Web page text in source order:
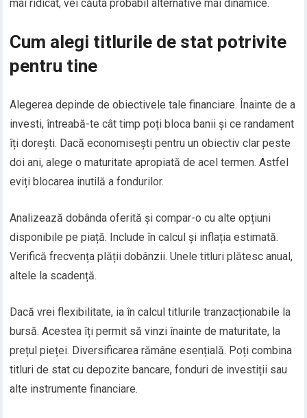
mai ridicat, vei căuta probabil alternative mai dinamice.
Cum alegi titlurile de stat potrivite
pentru tine
Alegerea depinde de obiectivele tale financiare. Înainte de a
investi, întreabă-te cât timp poți bloca banii și ce randament
îți dorești. Dacă economisești pentru un obiectiv clar peste
doi ani, alege o maturitate apropiată de acel termen. Astfel
eviți blocarea inutilă a fondurilor.
Analizează dobânda oferită și compar-o cu alte opțiuni
disponibile pe piață. Include în calcul și inflația estimată.
Verifică frecvența plății dobânzii. Unele titluri plătesc anual,
altele la scadență.
Dacă vrei flexibilitate, ia în calcul titlurile tranzacționabile la
bursă. Acestea îți permit să vinzi înainte de maturitate, la
prețul pieței. Diversificarea rămâne esențială. Poți combina
titluri de stat cu depozite bancare, fonduri de investiții sau
alte instrumente financiare.